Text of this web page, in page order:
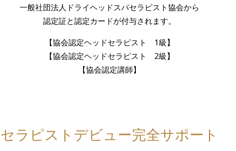
一般社団法人ドライヘッドスパセラピスト協会から
認定証と認定カードが付与されます。
【協会認定ヘッドセラピスト 1級】
【協会認定ヘッドセラピスト 2級】
【協会認定講師】
セラピストデビュー完全サポート